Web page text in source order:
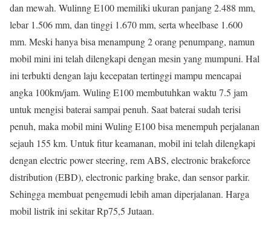
dan mewah. Wulinng E100 memiliki ukuran panjang 2.488 mm,
lebar 1.506 mm, dan tinggi 1.670 mm, serta wheelbase 1.600
mm. Meski hanya bisa menampung 2 orang penumpang, namun
mobil mini ini telah dilengkapi dengan mesin yang mumpuni. Hal
ini terbukti dengan laju kecepatan tertinggi mampu mencapai
angka 100km/jam. Wuling E100 membutuhkan waktu 7.5 jam
untuk mengisi baterai sampai penuh. Saat baterai sudah terisi
penuh, maka mobil mini Wuling E100 bisa menempuh perjalanan
sejauh 155 km. Untuk fitur keamanan, mobil ini telah dilengkapi
dengan electric power steering, rem ABS, electronic brakeforce
distribution (EBD), electronic parking brake, dan sensor parkir.
Sehingga membuat pengemudi lebih aman diperjalanan. Harga
mobil listrik ini sekitar Rp75,5 Jutaan.